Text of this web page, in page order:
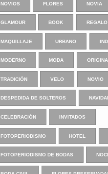
NOVIOS FLORES NOVIA
GLAMOUR BOOK REGALO
MAQUILLAJE URBANO
MODERNO MODA
TRADICIÓN VELO NOVIO
DESPEDIDA DE SOLTEROS
CELEBRACIÓN INVITADOS
FOTOPERIODISMO HOTEL
FOTOPERIODISMO DE BODAS